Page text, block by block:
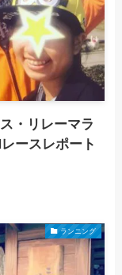
・リレーマラ
ースレポート
ランニング